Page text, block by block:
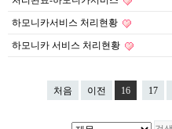
하모니카서비스 처리현황
하모니카 서비스 처리현황
처음 이전 16 17